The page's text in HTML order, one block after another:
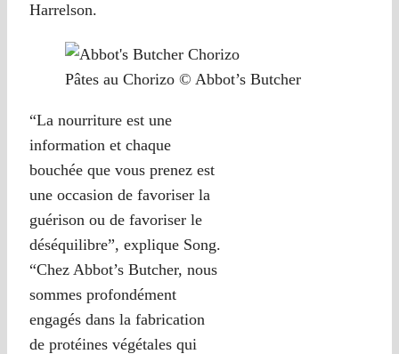
Harrelson.
Pâtes au Chorizo © Abbot’s Butcher
“La nourriture est une
information et chaque
bouchée que vous prenez est
une occasion de favoriser la
guérison ou de favoriser le
déséquilibre”, explique Song.
“Chez Abbot’s Butcher, nous
sommes profondément
engagés dans la fabrication
de protéines végétales qui